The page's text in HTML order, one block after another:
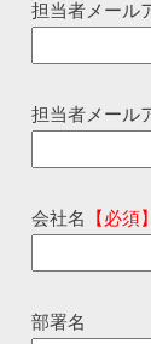
担当者メール
担当者メール
会社名 【必須】
部署名